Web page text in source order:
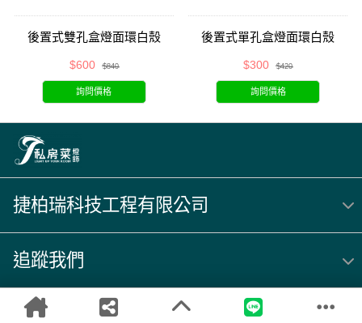
後置式雙孔盒燈面環白殼
$600 $840
詢問價格
後置式單孔盒燈面環白殼
$300 $420
詢問價格
捷柏瑞科技工程有限公司
追蹤我們